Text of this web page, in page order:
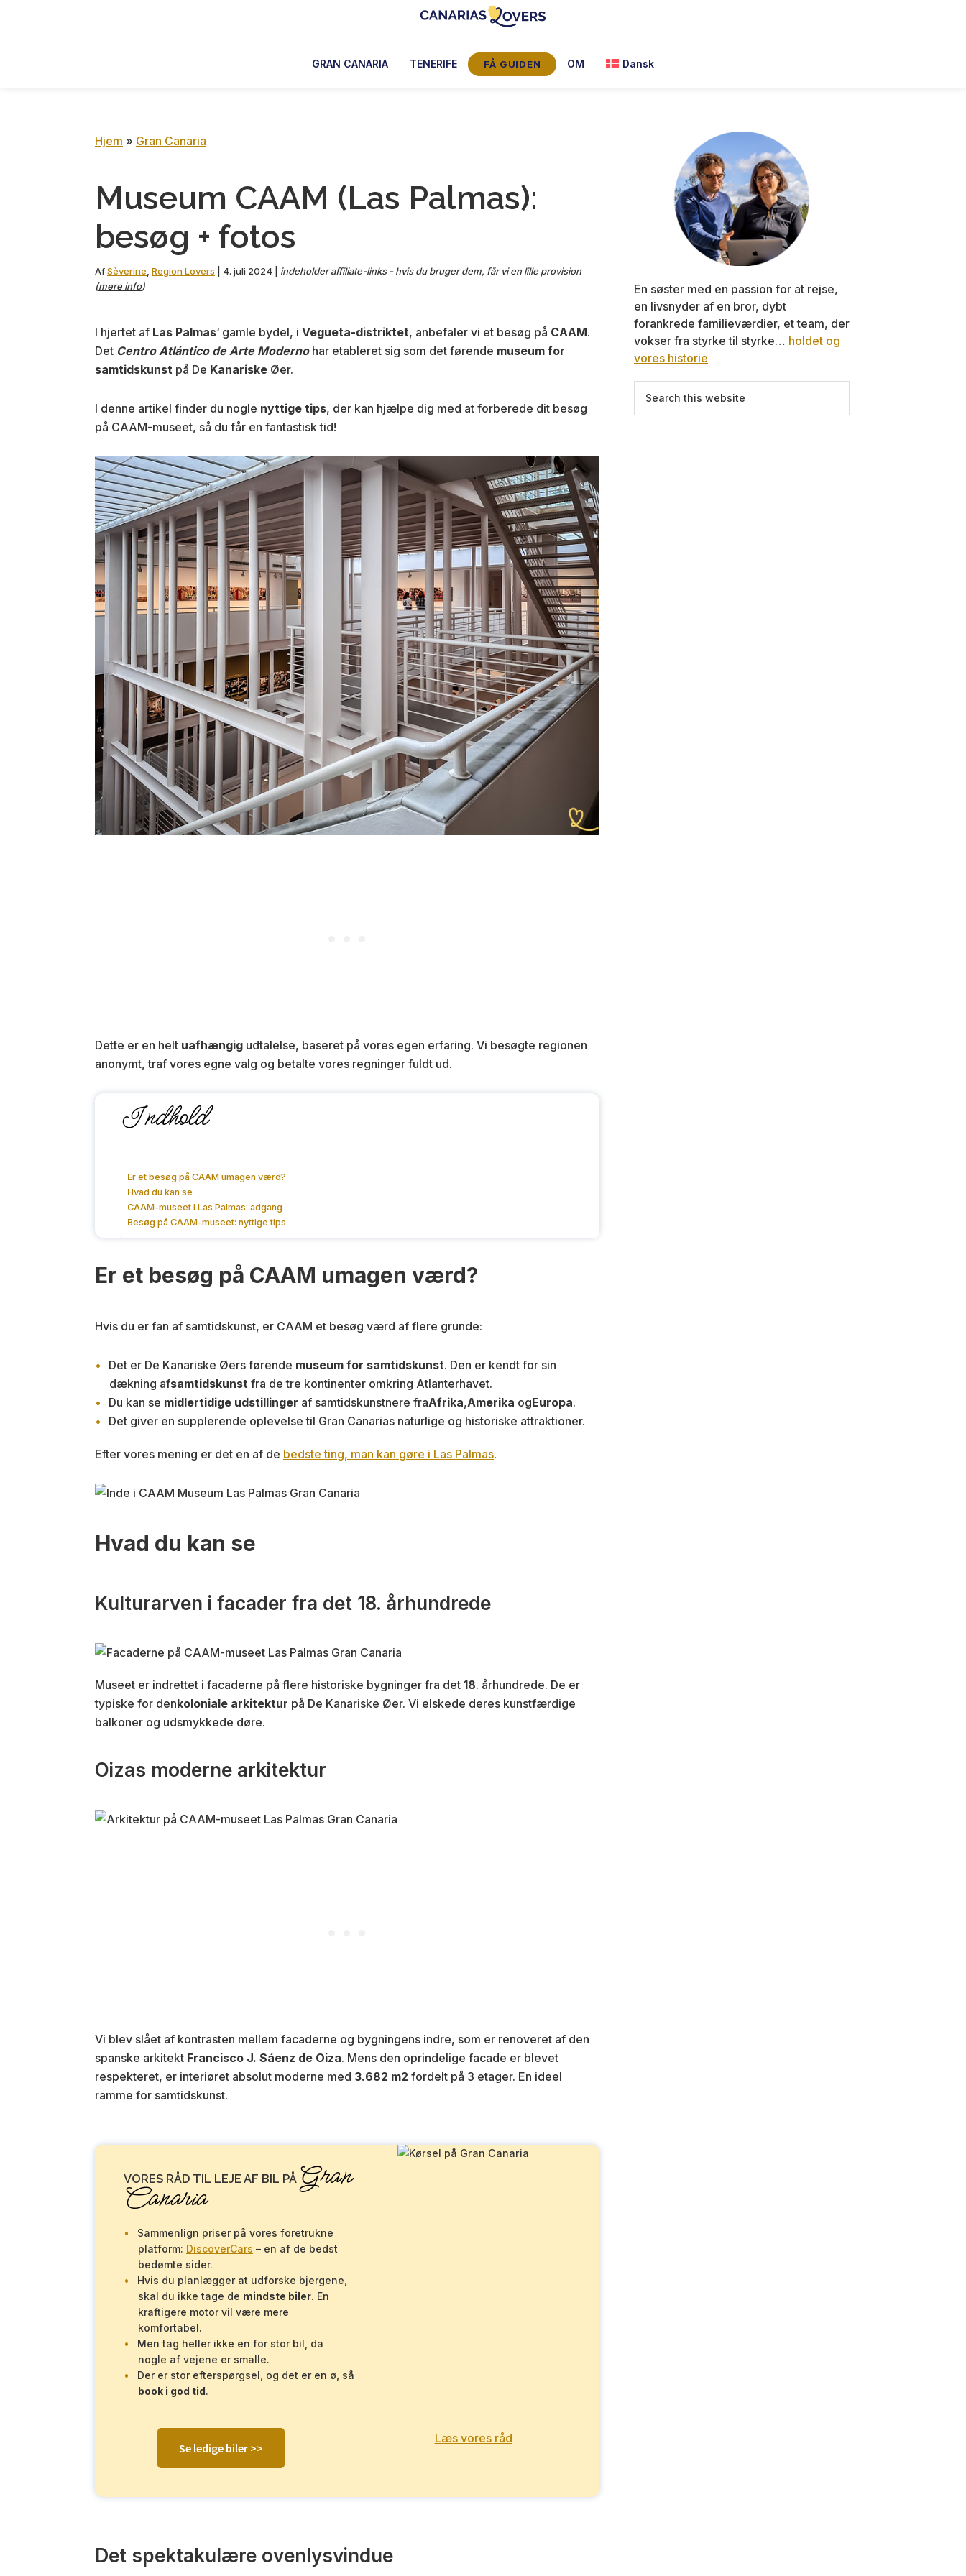
Tenerife
og
GRAN CANARIA TENERIFE FÅ GUIDEN OM Dansk
Hjem » Gran Canaria
Museum CAAM (Las Palmas):
besøg + fotos
AfSèverine Region Lovers 4. juli 2024
indeholder affiliate-links - hvis du bruger dem, får vi en lille provision
(mere info)
I hjertet af Las Palmas‘ gamle bydel, i Vegueta-distriktet, anbefaler vi et besøg på CAAM.
Det Centro Atlántico de Arte Moderno har etableret sig som det førende museum for
samtidskunst på De Kanariske Øer.
I denne artikel finder du nogle nyttige tips, der kan hjælpe dig med at forberede dit besøg
på CAAM-museet, så du får en fantastisk tid!
Dette er en helt uafhængig udtalelse, baseret på vores egen erfaring. Vi besøgte regionen
anonymt, traf vores egne valg og betalte vores regninger fuldt ud.
Indhold
Er et besøg på CAAM umagen værd?
Hvad du kan se
CAAM-museet i Las Palmas: adgang
Besøg på CAAM-museet: nyttige tips
Er et besøg på CAAM umagen værd?
Hvis du er fan af samtidskunst, er CAAM et besøg værd af flere grunde:
Det er De Kanariske Øers førende museum for samtidskunst. Den er kendt for sin
dækning afsamtidskunst fra de tre kontinenter omkring Atlanterhavet.
Du kan se midlertidige udstillinger af samtidskunstnere fraAfrika,Amerika ogEuropa.
Det giver en supplerende oplevelse til Gran Canarias naturlige og historiske attraktioner.
Efter vores mening er det en af de bedste ting, man kan gøre i Las Palmas.
Hvad du kan se
Kulturarven i facader fra det 18. århundrede
Museet er indrettet i facaderne på flere historiske bygninger fra det 18. århundrede. De er
typiske for denkoloniale arkitektur på De Kanariske Øer. Vi elskede deres kunstfærdige
balkoner og udsmykkede døre.
Oizas moderne arkitektur
Vi blev slået af kontrasten mellem facaderne og bygningens indre, som er renoveret af den
spanske arkitekt Francisco J. Sáenz de Oiza. Mens den oprindelige facade er blevet
respekteret, er interiøret absolut moderne med 3.682 m2 fordelt på 3 etager. En ideel
ramme for samtidskunst.
VORES RÅD TIL LEJE AF BIL PÅ Gran
Canaria
Sammenlign priser på vores foretrukne
platform: DiscoverCars – en af de bedst
bedømte sider.
Hvis du planlægger at udforske bjergene,
skal du ikke tage de mindste biler. En
kraftigere motor vil være mere
komfortabel.
Men tag heller ikke en for stor bil, da
nogle af vejene er smalle.
Der er stor efterspørgsel, og det er en ø, så
book i god tid.
Se ledige biler >>
Læs vores råd
Det spektakulære ovenlysvindue
Primary
Sidebar
En søster med en passion for at rejse,
en livsnyder af en bror, dybt
forankrede familieværdier, et team, der
vokser fra styrke til styrke… holdet og
vores historie
this